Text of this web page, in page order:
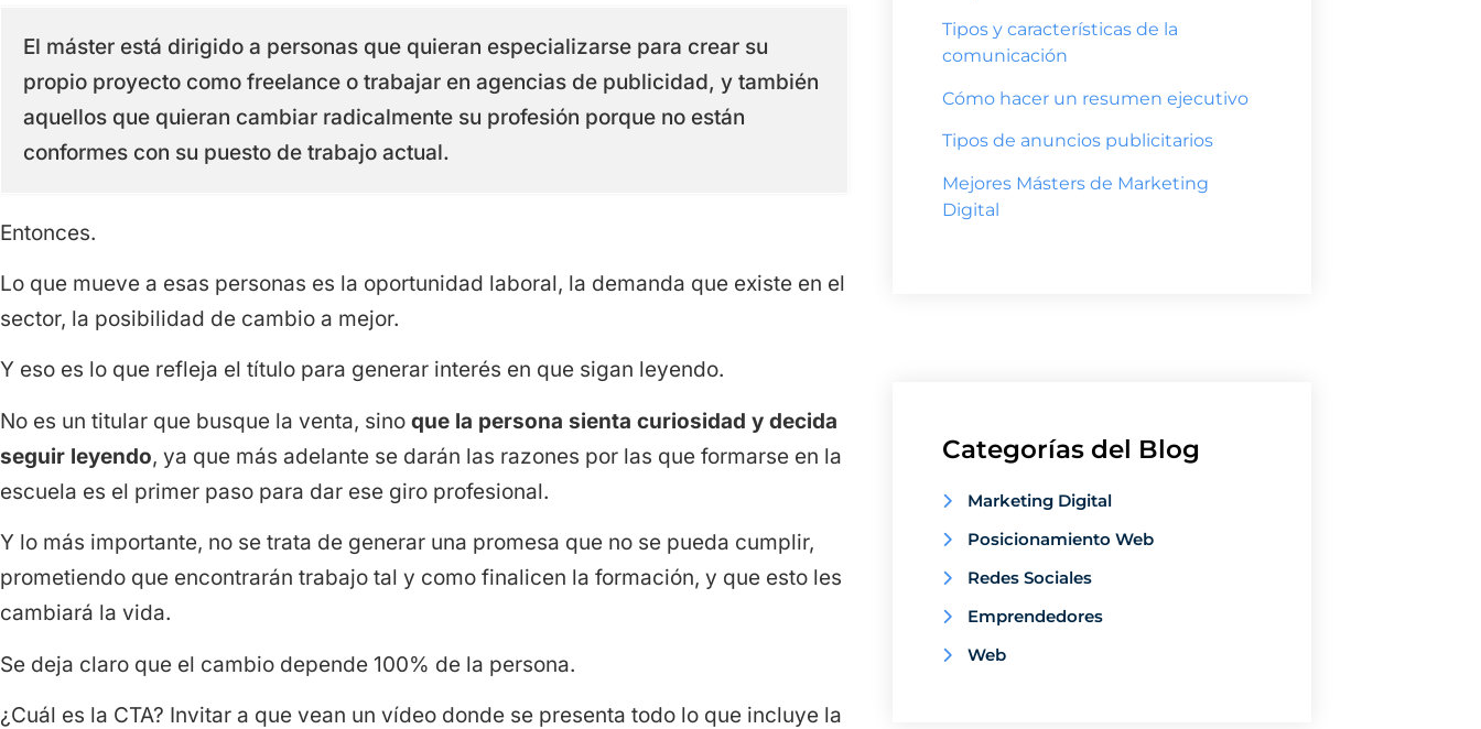
El máster está dirigido a personas que quieran especializarse para crear su
propio proyecto como freelance o trabajar en agencias de publicidad, y también
aquellos que quieran cambiar radicalmente su profesión porque no están
conformes con su puesto de trabajo actual.
Entonces.
Lo que mueve a esas personas es la oportunidad laboral, la demanda que existe en el
sector, la posibilidad de cambio a mejor.
Y eso es lo que refleja el título para generar interés en que sigan leyendo.
No es un titular que busque la venta, sino que la persona sienta curiosidad y decida
seguir leyendo, ya que más adelante se darán las razones por las que formarse en la
escuela es el primer paso para dar ese giro profesional.
Y lo más importante, no se trata de generar una promesa que no se pueda cumplir,
prometiendo que encontrarán trabajo tal y como finalicen la formación, y que esto les
cambiará la vida.
Se deja claro que el cambio depende 100% de la persona.
¿Cuál es la CTA? Invitar a que vean un vídeo donde se presenta todo lo que incluye la
Tipos y características de la
comunicación
Cómo hacer un resumen ejecutivo
Tipos de anuncios publicitarios
Mejores Másters de Marketing
Digital
Categorías del Blog
Marketing Digital
Posicionamiento Web
Redes Sociales
Emprendedores
Web